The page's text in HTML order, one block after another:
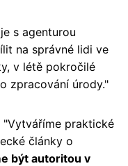
s agenturou
na správné lidi ve
v létě pokročilé
zpracování úrody."
praktické
články o
být autoritou v